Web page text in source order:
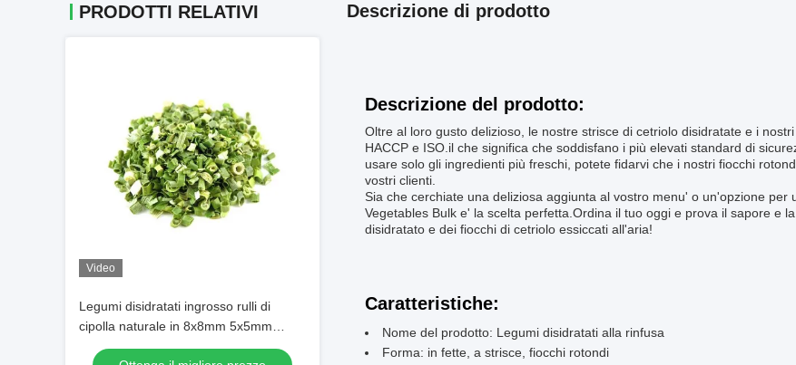
PRODOTTI RELATIVI
Video
Legumi disidratati ingrosso rulli di
cipolla naturale in 8x8mm 5x5mm
3x3mm Dimensioni Nessun additivo
Descrizione di prodotto
Descrizione del prodotto:
Oltre al loro gusto delizioso, le nostre strisce di cetriolo disidratate e i
HACCP e ISO.il che significa che soddisfano i più elevati standard di
usare solo gli ingredienti più freschi, potete fidarvi che i nostri fiocchi
vostri clienti.
Sia che cerchiate una deliziosa aggiunta al vostro menu' o un'opzione
Vegetables Bulk e' la scelta perfetta.Ordina il tuo oggi e prova il sapore e
disidratato e dei fiocchi di cetriolo essiccati all'aria!
Caratteristiche:
Nome del prodotto: Legumi disidratati alla rinfusa
Forma: in fette, a strisce, fiocchi rotondi